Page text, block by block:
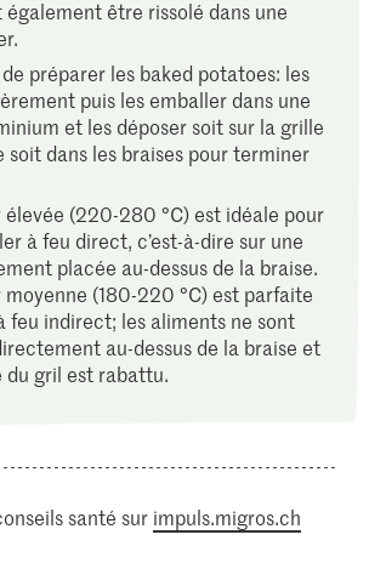
être rissolé dans une
préparer les baked potatoes: les
puis les emballer dans une
et les déposer soit sur la grille
soit dans les braises pour terminer
élevée (220-280 °C) est idéale pour
à feu direct, c’est-à-dire sur une
placée au-dessus de la braise.
moyenne (180-220 °C) est parfaite
feu indirect; les aliments ne sont
au-dessus de la braise et
du gril est rabattu.
santé sur impuls.migros.ch